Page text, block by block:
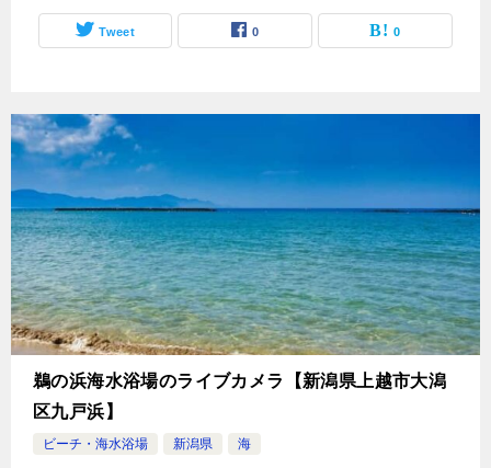
Tweet 0 0
鵜の浜海水浴場のライブカメラ【新潟県上越市大潟
区九戸浜】
ビーチ・海水浴場 新潟県 海